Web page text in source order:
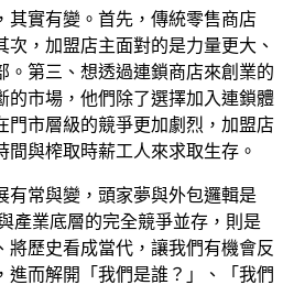
其實有變。首先，傳統零售商店
次，加盟店主面對的是力量更大、
。第三、想透過連鎖商店來創業的
的市場，他們除了選擇加入連鎖體
門市層級的競爭更加劇烈，加盟店
與榨取時薪工人來求取生存。
有常與變，頭家夢與外包邏輯是
產業底層的完全競爭並存，則是
將歷史看成當代，讓我們有機會反
進而解開「我們是誰？」、「我們